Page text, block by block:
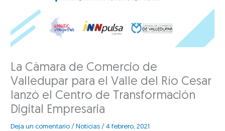
La Cámara de Comercio de
Valledupar para el Valle del Río Cesar
lanzó el Centro de Transformación
Digital Empresaria
Deja un comentario / Noticias /4 febrero, 2021